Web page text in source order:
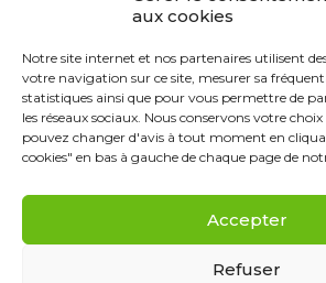
aux cookies
Notre site internet et nos partenaires utilisent
votre navigation sur ce site, mesurer sa
statistiques ainsi que pour vous permettre de
les réseaux sociaux. Nous conservons votre
pouvez changer d'avis à tout moment en
cookies" en bas à gauche de chaque page de
Accepter
Refuser